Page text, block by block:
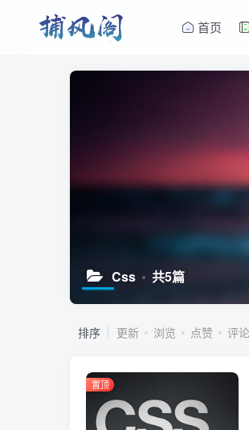
首页
Css 共5篇
排序 更新 浏览 点赞 评论
置顶